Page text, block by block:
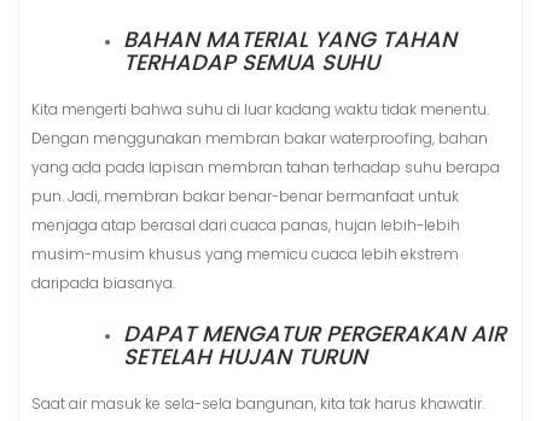
BAHAN MATERIAL YANG TAHAN
TERHADAP SEMUA SUHU
Kita mengerti bahwa suhu di luar kadang waktu tidak menentu.
Dengan menggunakan membran bakar waterproofing, bahan
yang ada pada lapisan membran tahan terhadap suhu berapa
pun. Jadi, membran bakar benar-benar bermanfaat untuk
menjaga atap berasal dari cuaca panas, hujan lebih-lebih
musim-musim khusus yang memicu cuaca lebih ekstrem
daripada biasanya.
DAPAT MENGATUR PERGERAKAN AIR
SETELAH HUJAN TURUN
Saat air masuk ke sela-sela bangunan, kita tak harus khawatir.